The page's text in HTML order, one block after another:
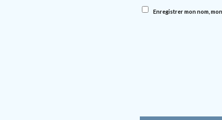
Enregistrer mon nom,